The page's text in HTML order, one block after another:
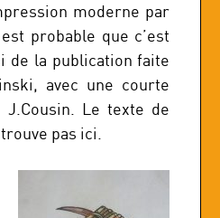
moderne par
probable que c’est
de la publication faite
avec une courte
Le texte de
pas ici.